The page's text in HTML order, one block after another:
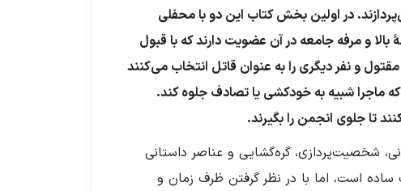
در اولین بخش کتاب این دو با محفلی
و مرفه جامعه در آن عضویت دارند که با قبول
و نفر دیگری را به عنوان قاتل انتخاب می‌کنند
شبیه به خودکشی یا تصادف جلوه کند.
تا جلوی انجمن را بگیرند.
شخصیت‌پردازی، گره‌گشایی و عناصر داستانی
است، اما با در نظر گرفتن ظرف زمان و